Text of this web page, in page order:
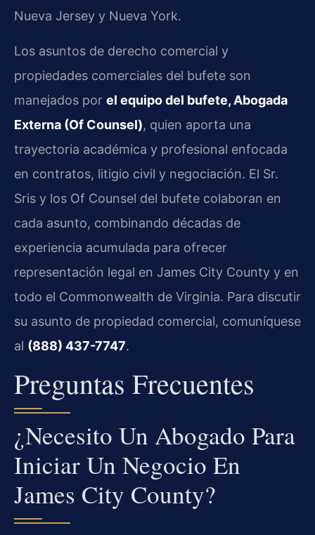
Nueva Jersey y Nueva York.
Los asuntos de derecho comercial y
propiedades comerciales del bufete son
manejados por el equipo del bufete, Abogada
Externa (Of Counsel), quien aporta una
trayectoria académica y profesional enfocada
en contratos, litigio civil y negociación. El Sr.
Sris y los Of Counsel del bufete colaboran en
cada asunto, combinando décadas de
experiencia acumulada para ofrecer
representación legal en James City County y en
todo el Commonwealth de Virginia. Para discutir
su asunto de propiedad comercial, comuníquese
al (888) 437-7747.
Preguntas Frecuentes
¿Necesito Un Abogado Para
Iniciar Un Negocio En
James City County?